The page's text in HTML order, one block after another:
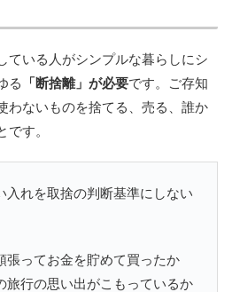
ている人がシンプルな暮らしにシ
る
「断捨離」が必要です。ご存知
わないものを捨てる、売る、誰か
す。
入れを取捨の判断基準にしない
張ってお金を貯めて買ったか
行の思い出がこもっているか